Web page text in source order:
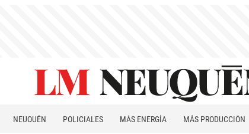
NEUQUÉN POLICIALES MÁS ENERGÍA MÁS PRODUCCIÓN